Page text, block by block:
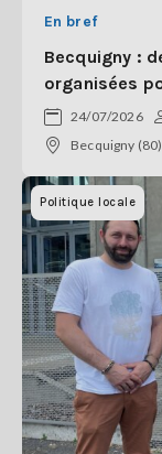
En bref
Becquigny :
organisées
24/07/2026
Becquigny (80)
Politique locale